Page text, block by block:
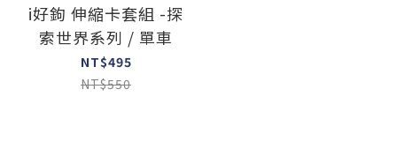
i好鉤 伸縮卡套組 -探
索世界系列 / 單車
NT$495
NT$550